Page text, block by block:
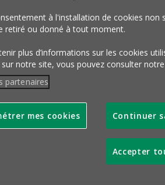
de faire imprimer les textos
, capable de délivrer
Pour entreprises
à l'installation de cookies non
retiré ou donné à tout moment.
plus d’informations sur les cookies
notre site, vous pouvez consulter
partenaires
Continuer
Accepter
mes cookies